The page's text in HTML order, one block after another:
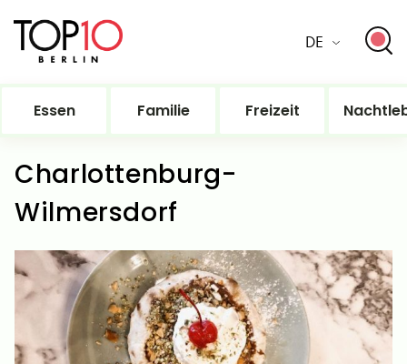
DE
Essen Familie Freizeit
Charlottenburg-
Wilmersdorf